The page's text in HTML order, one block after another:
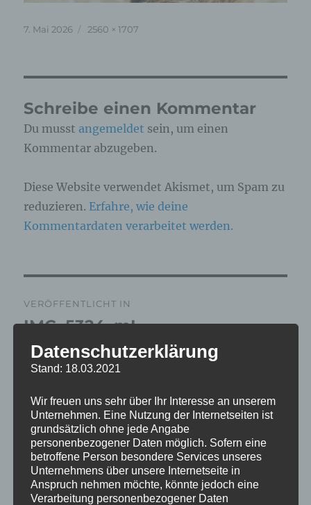
Veröffentlicht
7. Mai 2026 Originalgröße
2560 × 1707
Schreibe einen Kommentar
Du musst angemeldet sein, um einen
Kommentar abzugeben.
Diese Website verwendet Akismet, um Spam zu
reduzieren. Erfahre, wie deine
Kommentardaten verarbeitet werden.
VERÖFFENTLICHT IN
IMG_5324_mL
Datenschutzerklärung
Stand: 18.03.2021
Wir freuen uns sehr über Ihr Interesse an unserem
Unternehmen. Eine Nutzung der Internetseiten ist
grundsätzlich ohne jede Angabe
personenbezogener Daten möglich. Sofern eine
betroffene Person besondere Services unseres
Unternehmens über unsere Internetseite in
Anspruch nehmen möchte, könnte jedoch eine
Verarbeitung personenbezogener Daten